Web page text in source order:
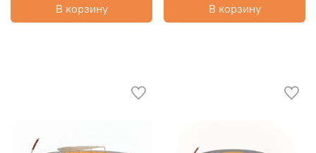
В корзину В корзину